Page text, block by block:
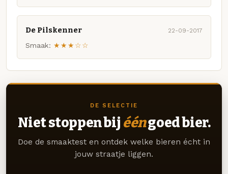
De Pilskenner 22-09-2017
Smaak: ★★★☆☆
DE SELECTIE
Niet stoppen bij ééngoed bier.
Doe de smaaktest en ontdek welke bieren écht in
jouw straatje liggen.